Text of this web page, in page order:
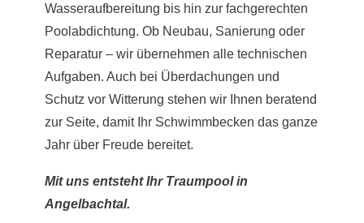
Wasseraufbereitung bis hin zur fachgerechten
Poolabdichtung. Ob Neubau, Sanierung oder
Reparatur – wir übernehmen alle technischen
Aufgaben. Auch bei Überdachungen und
Schutz vor Witterung stehen wir Ihnen beratend
zur Seite, damit Ihr Schwimmbecken das ganze
Jahr über Freude bereitet.
Mit uns entsteht Ihr Traumpool in
Angelbachtal.